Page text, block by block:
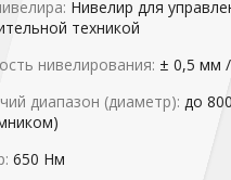
Нивелир для
техникой
нивелирования: ± 0,5 мм
диапазон (диаметр): до
650 Нм